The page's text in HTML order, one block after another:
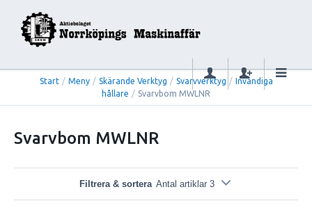
Start / Meny / Skärande Verktyg / Svarvverktyg /
Invändiga
hållare / Svarvbom MWLNR
Svarvbom MWLNR
Filtrera & sortera Antal artiklar 3